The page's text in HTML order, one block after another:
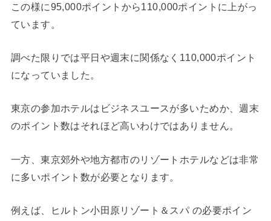
この様に95,000ポイントから110,000ポイントに上がっ
ています。
調べた限りでは平日や週末に関係なく110,000ポイント
になっていました。
東京の参加ホテルはビジネスユースが多いためか、週末
のポイント数はそれほど高いわけではありません。
一方、東京郊外や地方都市のリゾートホテルなどは非常
に多いポイント数が必要となります。
例えば、ヒルトン小田原リゾート＆スパ の必要ポイン